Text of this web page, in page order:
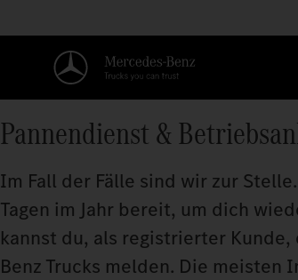
Pannendienst &
Im Fall der Fälle sind wir zur
Tagen im Jahr bereit, um dich
kannst du, als registrierter
Benz Trucks melden. Die